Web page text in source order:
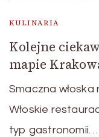
KULINARIA
Kolejne
mapie
Smaczna
Włoskie
typ gastronomii.